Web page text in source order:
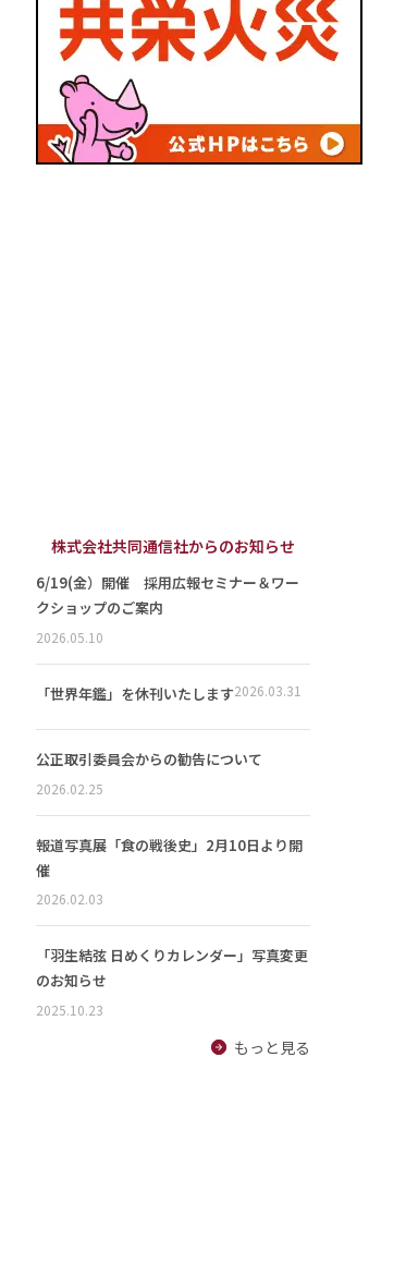
株式会社共同通信社からのお知らせ
6/19(金）開催 採用広報セミナー＆ワー
クショップのご案内
2026.05.10
「世界年鑑」を休刊いたします2026.03.31
公正取引委員会からの勧告について
2026.02.25
報道写真展「食の戦後史」2月10日より開
催
2026.02.03
「羽生結弦 日めくりカレンダー」写真変更
のお知らせ
2025.10.23
もっと見る